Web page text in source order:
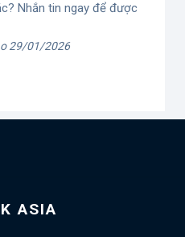
Nhắn tin ngay để được
29/01/2026
ASIA